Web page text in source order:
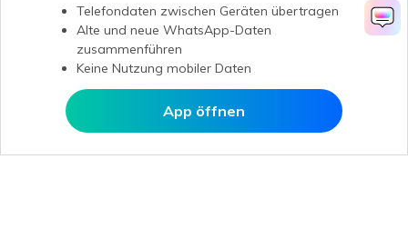
In MobileTrans öffnen
Telefondaten zwischen Geräten übertragen
Alte und neue WhatsApp-Daten
zusammenführen
Keine Nutzung mobiler Daten
App öffnen